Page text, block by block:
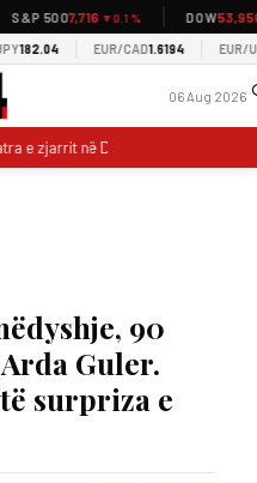
S&P 5007,716▼0.1 % DOW53,950
182.04 EUR/CAD1.6194 EUR/USD
06 Aug 2026
e zjarrit në Drenije vijon të mbetet
90
Guler.
surpriza e